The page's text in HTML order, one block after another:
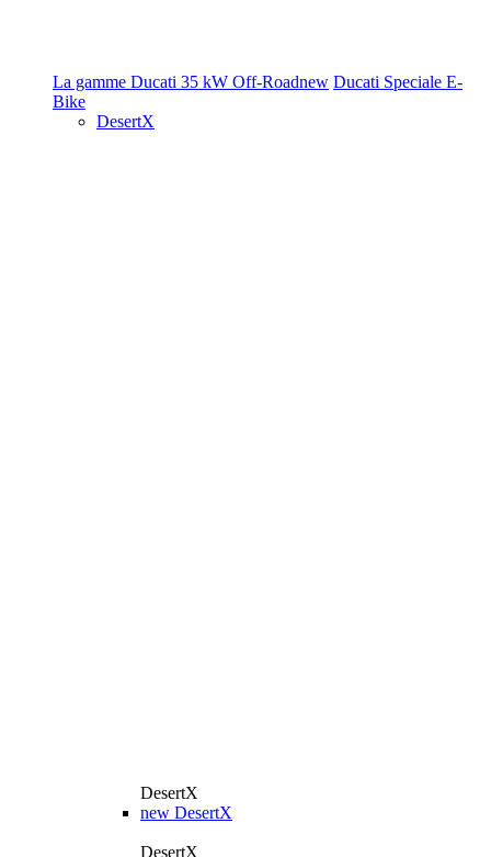
La gamme Ducati 35 kW Off-Roadnew Ducati Speciale E-
Bike
DesertX
DesertX
new DesertX
DesertX